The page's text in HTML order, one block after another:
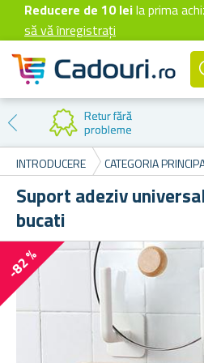
Reducere de 10 leila prima
să vă înregistrați
Retur fără
probleme
INTRODUCERE
CATEGORIA
Suport adeziv
bucati
-82 %